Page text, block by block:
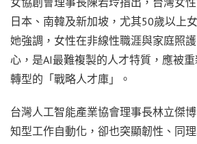
日本、南韓及新加坡，尤其50歲以上
她強調，女性在非線性職涯與家庭照
心，是AI最難複製的人才特質，應被
轉型的「戰略人才庫」。
台灣人工智能產業協會理事長林立傑
知型工作自動化，卻也突顯韌性、同